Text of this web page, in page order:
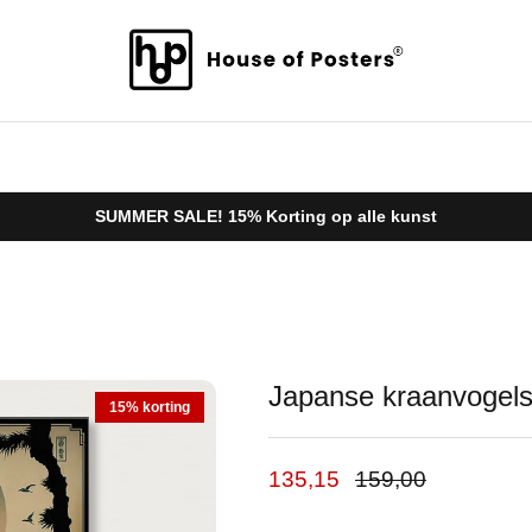
SUMMER SALE! 15% Korting op alle kunst
15% korting Japanse
Verkoopprijs
135,15 Reguliere prijs
159,00